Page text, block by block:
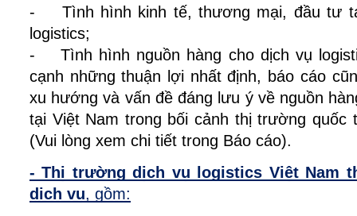
- Tình hình kinh tế, thương mại, đầu tư
logistics;
- Tình hình nguồn hàng cho dịch vụ
cạnh những thuận lợi nhất định, báo cáo
xu hướng và vấn đề đáng lưu ý về nguồn
tại Việt Nam trong bối cảnh thị trường quốc
(Vui lòng xem chi tiết trong Báo cáo).
- Thị trường dịch vụ logistics Việt Nam
dịch vụ, gồm: